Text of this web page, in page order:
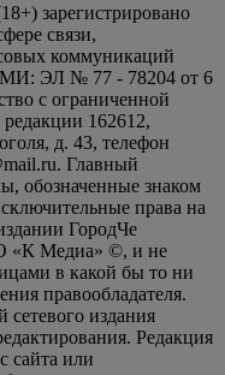
зарегистрировано
связи,
коммуникаций
ЭЛ № 77 - 78204 от 6
с ограниченной
162612,
д. 43, телефон
Главный
обозначенные знаком
права на
ГородЧе
«К Медиа» ©, и не
в какой бы то ни
правообладателя.
издания
Редакция
сайта или